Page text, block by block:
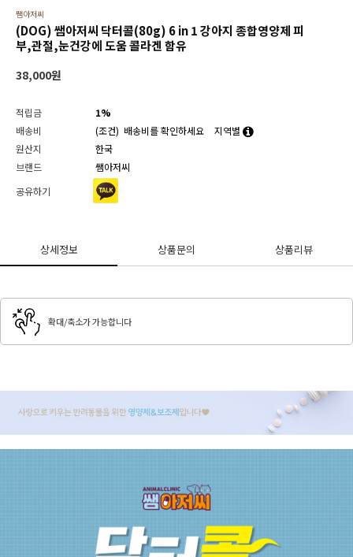
쌤아저씨
(DOG) 쌤아저씨 닥터콜(80g) 6 in 1 강아지 종합영양제 피
부,관절,눈건강에 도움 콜라겐 함유
38,000원
적립금
1%
배송비
(조건) 배송비를 확인하세요
지역별
원산지
한국
브랜드
쌤아저씨
공유하기
상세정보 상품문의 상품리뷰
확대/축소가 가능합니다